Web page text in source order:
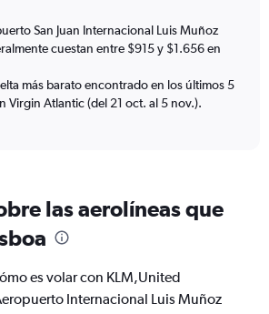
San Juan Internacional Luis Muñoz
cuestan entre $915 y $1.656 en
más barato encontrado en los últimos 5
Virgin Atlantic (del 21 oct. al 5 nov.).
las aerolíneas que
es volar con KLM,United
Internacional Luis Muñoz